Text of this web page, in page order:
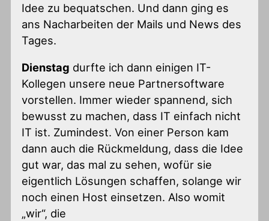
Idee zu bequatschen. Und dann ging es
ans Nacharbeiten der Mails und News des
Tages.
Dienstag durfte ich dann einigen IT-
Kollegen unsere neue Partnersoftware
vorstellen. Immer wieder spannend, sich
bewusst zu machen, dass IT einfach nicht
IT ist. Zumindest. Von einer Person kam
dann auch die Rückmeldung, dass die Idee
gut war, das mal zu sehen, wofür sie
eigentlich Lösungen schaffen, solange wir
noch einen Host einsetzen. Also womit
„wir“, die